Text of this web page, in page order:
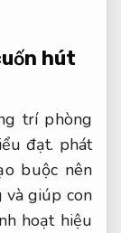
hút
trí phòng
đạt. phát
buộc nên
và giúp con
hoạt hiệu